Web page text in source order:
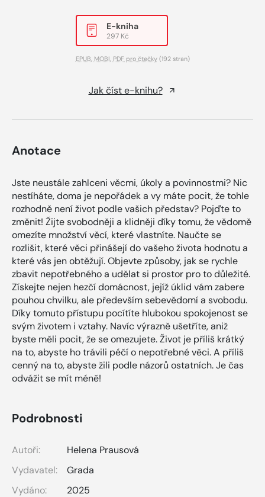
E-kniha
297 Kč
EPUB MOBI PDF pro čtečky(192 stran)
Jak číst e-knihu?
Anotace
Jste neustále zahlceni věcmi, úkoly a povinnostmi? Nic
nestíháte, doma je nepořádek a vy máte pocit, že tohle
rozhodně není život podle vašich představ? Pojďte to
změnit! Žijte svobodněji a klidněji díky tomu, že vědomě
omezíte množství věcí, které vlastníte. Naučte se
rozlišit, které věci přinášejí do vašeho života hodnotu a
které vás jen obtěžují. Objevte způsoby, jak se rychle
zbavit nepotřebného a udělat si prostor pro to důležité.
Získejte nejen hezčí domácnost, jejíž úklid vám zabere
pouhou chvilku, ale především sebevědomí a svobodu.
Díky tomuto přístupu pocítíte hlubokou spokojenost se
svým životem i vztahy. Navíc výrazně ušetříte, aniž
byste měli pocit, že se omezujete. Život je příliš krátký
na to, abyste ho trávili péčí o nepotřebné věci. A příliš
cenný na to, abyste žili podle názorů ostatních. Je čas
odvážit se mít méně!
Podrobnosti
Autoři:
Helena Prausová
Vydavatel:
Grada
Vydáno:
2025